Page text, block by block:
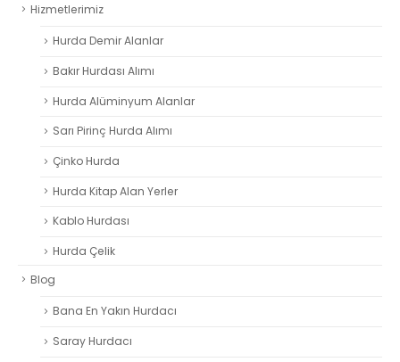
Hizmetlerimiz
Hurda Demir Alanlar
Bakır Hurdası Alımı
Hurda Alüminyum Alanlar
Sarı Pirinç Hurda Alımı
Çinko Hurda
Hurda Kitap Alan Yerler
Kablo Hurdası
Hurda Çelik
Blog
Bana En Yakın Hurdacı
Saray Hurdacı